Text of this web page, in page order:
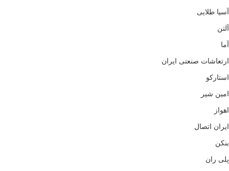
آسیا طلایی
آلتن
آما
ارتعاشات صنعتی ایران
استارکو
امین شیر
اهواز
ایران اتصال
بنکن
پلی ران